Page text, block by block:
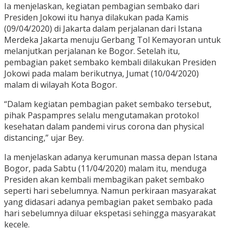
Ia menjelaskan, kegiatan pembagian sembako dari
Presiden Jokowi itu hanya dilakukan pada Kamis
(09/04/2020) di Jakarta dalam perjalanan dari Istana
Merdeka Jakarta menuju Gerbang Tol Kemayoran untuk
melanjutkan perjalanan ke Bogor. Setelah itu,
pembagian paket sembako kembali dilakukan Presiden
Jokowi pada malam berikutnya, Jumat (10/04/2020)
malam di wilayah Kota Bogor.
“Dalam kegiatan pembagian paket sembako tersebut,
pihak Paspampres selalu mengutamakan protokol
kesehatan dalam pandemi virus corona dan physical
distancing,” ujar Bey.
Ia menjelaskan adanya kerumunan massa depan Istana
Bogor, pada Sabtu (11/04/2020) malam itu, menduga
Presiden akan kembali membagikan paket sembako
seperti hari sebelumnya. Namun perkiraan masyarakat
yang didasari adanya pembagian paket sembako pada
hari sebelumnya diluar ekspetasi sehingga masyarakat
kecele.